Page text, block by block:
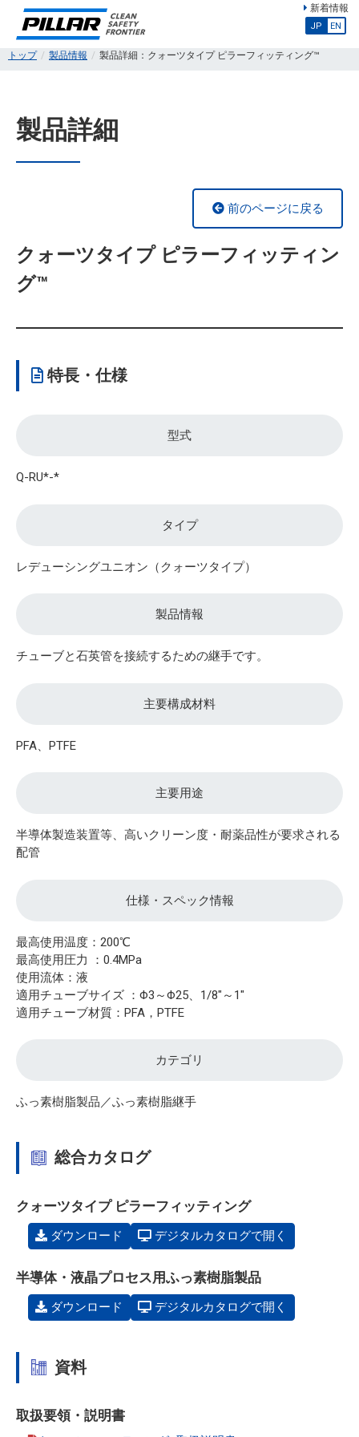
新着情報
JP EN
トップ 製品情報 製品詳細：クォーツタイプ ピラーフィッティング™
製品詳細
前のページに戻る
クォーツタイプ ピラーフィッティン
グ™
特長・仕様
型式
Q-RU*-*
タイプ
レデューシングユニオン（クォーツタイプ）
製品情報
チューブと石英管を接続するための継手です。
主要構成材料
PFA、PTFE
主要用途
半導体製造装置等、高いクリーン度・耐薬品性が要求される
配管
仕様・スペック情報
最高使用温度：200℃
最高使用圧力 ：0.4MPa
使用流体：液
適用チューブサイズ ：Φ3～Φ25、1/8"～1"
適用チューブ材質：PFA，PTFE
カテゴリ
ふっ素樹脂製品／ふっ素樹脂継手
総合カタログ
クォーツタイプ ピラーフィッティング
ダウンロード デジタルカタログで開く
半導体・液晶プロセス用ふっ素樹脂製品
ダウンロード デジタルカタログで開く
資料
取扱要領・説明書